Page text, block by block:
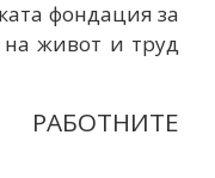
фондация за
на живот и труд